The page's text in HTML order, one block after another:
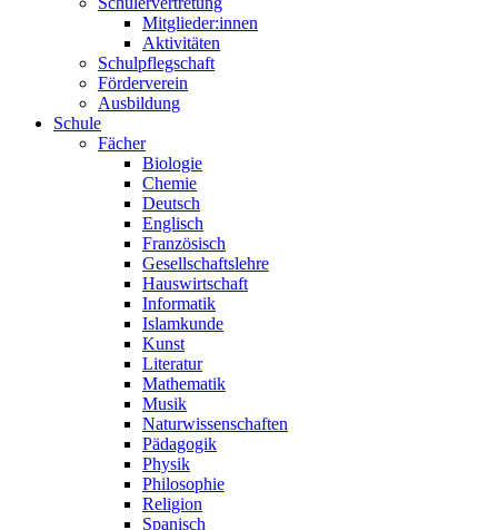
Mitglieder:innen
Aktivitäten
Schulpflegschaft
Förderverein
Ausbildung
Schule
Fächer
Biologie
Chemie
Deutsch
Englisch
Französisch
Gesellschaftslehre
Hauswirtschaft
Informatik
Islamkunde
Kunst
Literatur
Mathematik
Musik
Naturwissenschaften
Pädagogik
Physik
Philosophie
Religion
Spanisch